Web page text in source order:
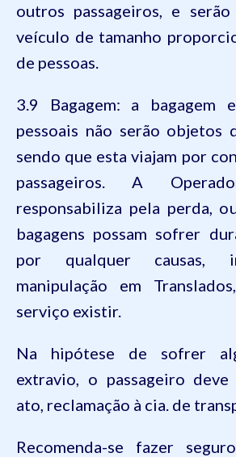
outros passageiros, e
veículo de tamanho
de pessoas.
3.9 Bagagem: a bagagem
pessoais não serão objetos
sendo que esta viajam por
passageiros. A
responsabiliza pela perda,
bagagens possam sofrer
por qualquer causas,
manipulação em
serviço existir.
Na hipótese de sofrer
extravio, o passageiro deve
ato, reclamação à cia. de
Recomenda-se fazer